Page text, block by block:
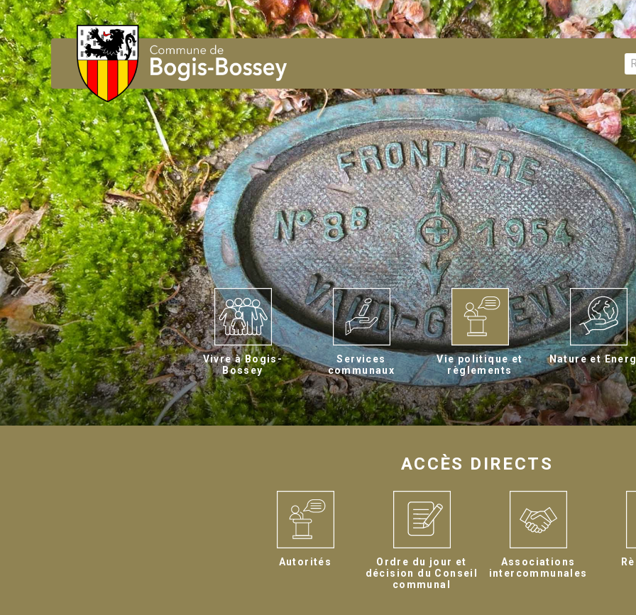
Vivre à Bogis-
Bossey
Services
communaux
Vie politique et
règlements
Nature et
ACCÈS DIRECTS
Autorités
Ordre du jour et
décision du Conseil
communal
Associations
intercommunales